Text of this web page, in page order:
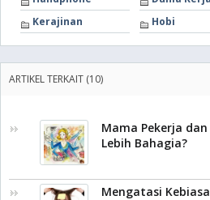
Kerajinan
Hobi
ARTIKEL TERKAIT (10)
Mama Pekerja
Lebih Bahagia?
Mengatasi